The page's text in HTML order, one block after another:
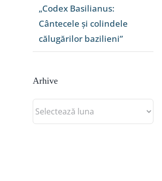
„Codex Basilianus:
Cântecele și colindele
călugărilor bazilieni”
Arhive
Arhive